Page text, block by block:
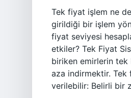
Tek fiyat işlem ne
girildiği bir işlem
fiyat seviyesi
etkiler? Tek Fiyat
biriken emirlerin tek
aza indirmektir. Tek
verilebilir: Belirli bir